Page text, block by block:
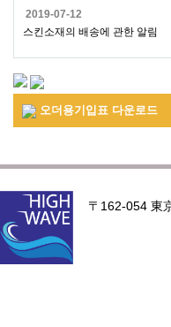
2019-07-12
스킨소재의 배송에 관한 알림
오더용기입표 다운로드
〒162-054 東